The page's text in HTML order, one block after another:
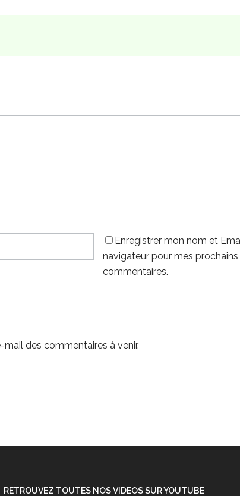
Enregistrer mon nom et
navigateur pour mes prochains
commentaires.
des commentaires à venir.
RETROUVEZ TOUTES NOS VIDEOS SUR YOUTUBE